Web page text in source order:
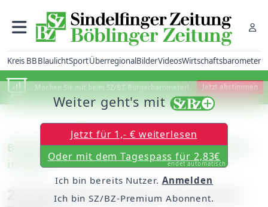
Kreis BBBlaulichtSportÜberregionalBilderVideosWirtschaftsbarometer
Machen Sie mit beim SZ/BZ-Bürgerbarometer! Jetzt abstimmen
Böblingen: Aktion unterstützt eine Schule
in Peru
24-Stunden-Klettern für guten
Weiter geht's mit
Jetzt für 1,- € weiterlesen
Oder mit dem Tagespass für 2,83€
endet automatisch
Ich bin bereits Nutzer. Anmelden
Ich bin SZ/BZ-Premium Abonnent.